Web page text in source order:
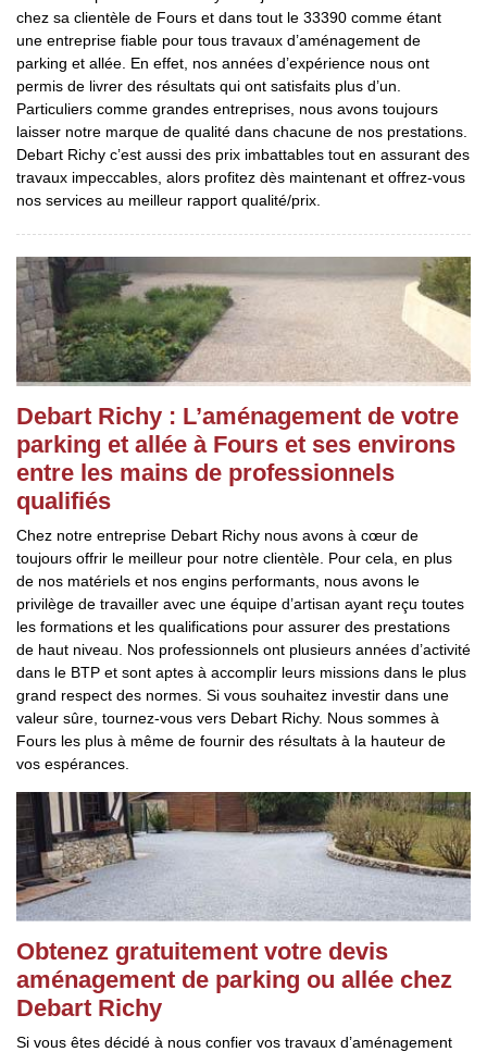
chez sa clientèle de Fours et dans tout le 33390 comme étant
une entreprise fiable pour tous travaux d’aménagement de
parking et allée. En effet, nos années d’expérience nous ont
permis de livrer des résultats qui ont satisfaits plus d’un.
Particuliers comme grandes entreprises, nous avons toujours
laisser notre marque de qualité dans chacune de nos prestations.
Debart Richy c’est aussi des prix imbattables tout en assurant des
travaux impeccables, alors profitez dès maintenant et offrez-vous
nos services au meilleur rapport qualité/prix.
Debart Richy : L’aménagement de votre
parking et allée à Fours et ses environs
entre les mains de professionnels
qualifiés
Chez notre entreprise Debart Richy nous avons à cœur de
toujours offrir le meilleur pour notre clientèle. Pour cela, en plus
de nos matériels et nos engins performants, nous avons le
privilège de travailler avec une équipe d’artisan ayant reçu toutes
les formations et les qualifications pour assurer des prestations
de haut niveau. Nos professionnels ont plusieurs années d’activité
dans le BTP et sont aptes à accomplir leurs missions dans le plus
grand respect des normes. Si vous souhaitez investir dans une
valeur sûre, tournez-vous vers Debart Richy. Nous sommes à
Fours les plus à même de fournir des résultats à la hauteur de
vos espérances.
Obtenez gratuitement votre devis
aménagement de parking ou allée chez
Debart Richy
Si vous êtes décidé à nous confier vos travaux d’aménagement